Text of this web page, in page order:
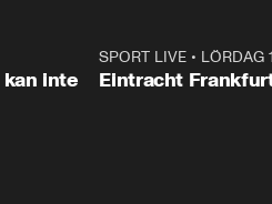
1:26
inte
Plus
SPORT LIVE • LÖRDAG
Eintracht